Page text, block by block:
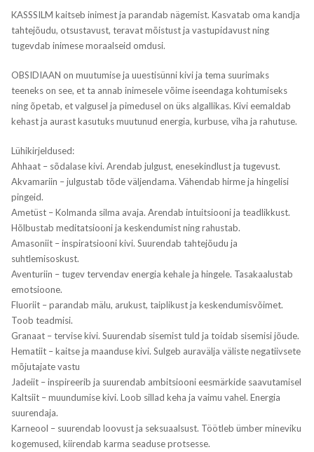
KASSSILM kaitseb inimest ja parandab nägemist. Kasvatab oma kandja
tahtejõudu, otsustavust, teravat mõistust ja vastupidavust ning
tugevdab inimese moraalseid omdusi.
OBSIDIAAN on muutumise ja uuestisünni kivi ja tema suurimaks
teeneks on see, et ta annab inimesele võime iseendaga kohtumiseks
ning õpetab, et valgusel ja pimedusel on üks algallikas. Kivi eemaldab
kehast ja aurast kasutuks muutunud energia, kurbuse, viha ja rahutuse.
Lühikirjeldused:
Ahhaat – sõdalase kivi. Arendab julgust, enesekindlust ja tugevust.
Akvamariin – julgustab tõde väljendama. Vähendab hirme ja hingelisi
pingeid.
Ametüst – Kolmanda silma avaja. Arendab intuitsiooni ja teadlikkust.
Hõlbustab meditatsiooni ja keskendumist ning rahustab.
Amasoniit – inspiratsiooni kivi. Suurendab tahtejõudu ja
suhtlemisoskust.
Aventuriin – tugev tervendav energia kehale ja hingele. Tasakaalustab
emotsioone.
Fluoriit – parandab mälu, arukust, taiplikust ja keskendumisvõimet.
Toob teadmisi.
Granaat – tervise kivi. Suurendab sisemist tuld ja toidab sisemisi jõude.
Hematiit – kaitse ja maanduse kivi. Sulgeb auravälja väliste negatiivsete
mõjutajate vastu
Jadeiit – inspireerib ja suurendab ambitsiooni eesmärkide saavutamisel
Kaltsiit – muundumise kivi. Loob sillad keha ja vaimu vahel. Energia
suurendaja.
Karneool – suurendab loovust ja seksuaalsust. Töötleb ümber mineviku
kogemused, kiirendab karma seaduse protsesse.